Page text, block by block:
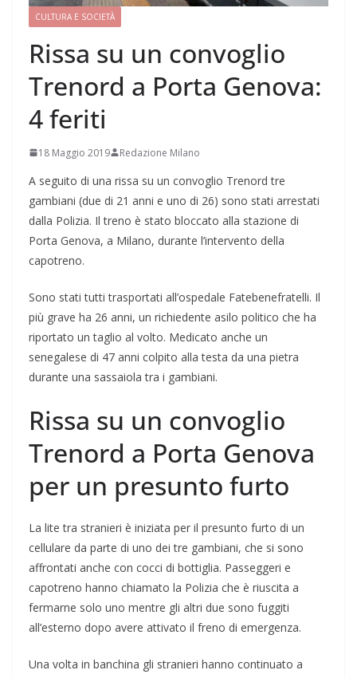
CULTURA E SOCIETÀ
Rissa su un convoglio
Trenord a Porta Genova:
4 feriti
18 Maggio 2019 Redazione Milano
A seguito di una rissa su un convoglio Trenord tre
gambiani (due di 21 anni e uno di 26) sono stati arrestati
dalla Polizia. Il treno è stato bloccato alla stazione di
Porta Genova, a Milano, durante l’intervento della
capotreno.
Sono stati tutti trasportati all’ospedale Fatebenefratelli. Il
più grave ha 26 anni, un richiedente asilo politico che ha
riportato un taglio al volto. Medicato anche un
senegalese di 47 anni colpito alla testa da una pietra
durante una sassaiola tra i gambiani.
Rissa su un convoglio
Trenord a Porta Genova
per un presunto furto
La lite tra stranieri è iniziata per il presunto furto di un
cellulare da parte di uno dei tre gambiani, che si sono
affrontati anche con cocci di bottiglia. Passeggeri e
capotreno hanno chiamato la Polizia che è riuscita a
fermarne solo uno mentre gli altri due sono fuggiti
all’esterno dopo avere attivato il freno di emergenza.
Una volta in banchina gli stranieri hanno continuato a